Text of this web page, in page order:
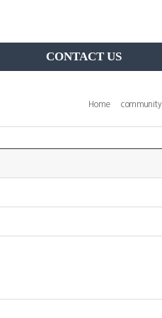
CONTACT US
Home community